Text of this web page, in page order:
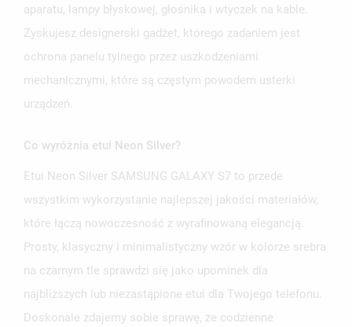
aparatu, lampy błyskowej, głośnika i wtyczek na kable.
Zyskujesz designerski gadżet, którego zadaniem jest
ochrona panelu tylnego przez uszkodzeniami
mechanicznymi, które są częstym powodem usterki
urządzeń.
Co wyróżnia etui Neon Silver?
Etui Neon Silver SAMSUNG GALAXY S7 to przede
wszystkim wykorzystanie najlepszej jakości materiałów,
które łączą nowoczesność z wyrafinowaną elegancją.
Prosty, klasyczny i minimalistyczny wzór w kolorze srebra
na czarnym tle sprawdzi się jako upominek dla
najbliższych lub niezastąpione etui dla Twojego telefonu.
Doskonale zdajemy sobie sprawę, że codzienne